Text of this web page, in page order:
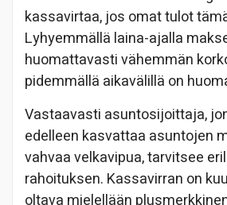
kassavirtaa, jos omat tulot
Lyhyemmällä laina-ajalla
huomattavasti vähemmän
pidemmällä aikavälillä on
Vastaavasti asuntosijoittaja,
edelleen kasvattaa asuntojen
vahvaa velkavipua, tarvitsee
rahoituksen. Kassavirran on
oltava mielellään